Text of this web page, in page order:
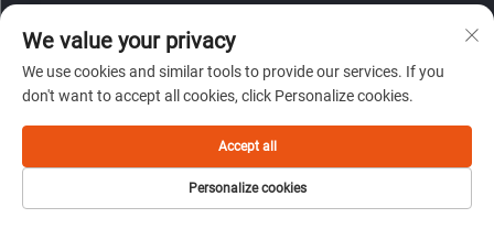
Absenden
We value your privacy
We use cookies and similar tools to provide our services. If you
don't want to accept all cookies, click Personalize cookies.
Personalize cookies
Accept all